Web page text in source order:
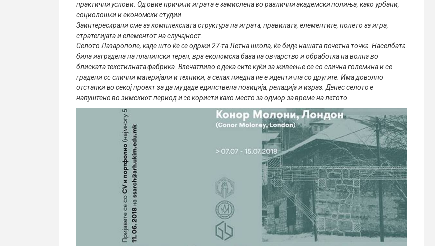
практични услови. Од овие причини играта е замислена во различни академски полиња, како урбани,
социолошки иекономски студии.
Заинтересирани сме за комплексната структура на играта, правилата, елементите, полето за игра,
стратегијата и елементот на случајност.
Селото Лазарополе, каде што ќе се одржи 27-та Летна школа, ќе биде нашата почетна точка. Населбата
била изградена на планински терен, врз економска база на овчарство и обработка на волна во
блиската текстилната фабрика. Впечатливо е дека сите куќи за живеење се со слична големина и се
градени со слични материјали и техники, а сепак ниедна не е идентична со другите. Има доволно
отстапки во секој проект за да му даде единствена позиција, релација и израз. Денес селото е
напуштено во зимскиот период и се користи како место за одмор за време на летото.